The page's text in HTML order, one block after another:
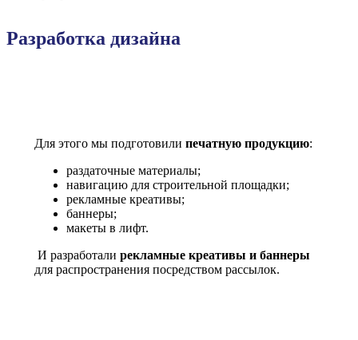
Разработка дизайна
Для этого мы подготовили печатную продукцию:
раздаточные материалы;
навигацию для строительной площадки;
рекламные креативы;
баннеры;
макеты в лифт.
И разработали рекламные креативы и баннеры
для распространения посредством рассылок.